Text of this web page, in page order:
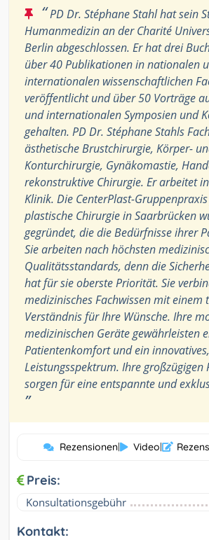
“PD Dr. Stéphane Stahl hat sein
Humanmedizin an der Charité
Berlin abgeschlossen. Er hat drei
über 40 Publikationen in nationalen
internationalen wissenschaftlichen
veröffentlicht und über 50 Vorträge
und internationalen Symposien und
gehalten. PD Dr. Stéphane Stahls
ästhetische Brustchirurgie, Körper-
Konturchirurgie, Gynäkomastie,
rekonstruktive Chirurgie. Er arbeitet
Klinik. Die CenterPlast-
plastische Chirurgie in Saarbrücken
gegründet, die die Bedürfnisse ihrer
Sie arbeiten nach höchsten
Qualitätsstandards, denn die
hat für sie oberste Priorität. Sie
medizinisches Fachwissen mit einem
Verständnis für Ihre Wünsche. Ihre
medizinischen Geräte gewährleisten
Patientenkomfort und ein
Leistungsspektrum. Ihre großzügigen
sorgen für eine entspannte und
”
Rezensionen| Video|
Preis:
Konsultationsgebühr
Kontakt: